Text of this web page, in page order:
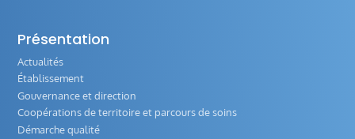
Présentation
Actualités
Établissement
Gouvernance et direction
Coopérations de territoire et parcours de soins
Démarche qualité